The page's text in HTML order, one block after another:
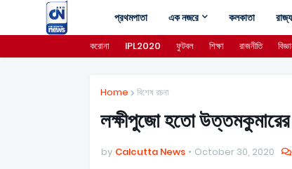
প্রথমপাতা এক নজরে কলকাতা রাজ্য
করোনা IPL2020 ফুটবল শিক্ষা রাজনীতি
Home বিশেষ রচনা
লক্ষীপুজো হতো উত্তমকুমারের
by Calcutta News October 30, 2020